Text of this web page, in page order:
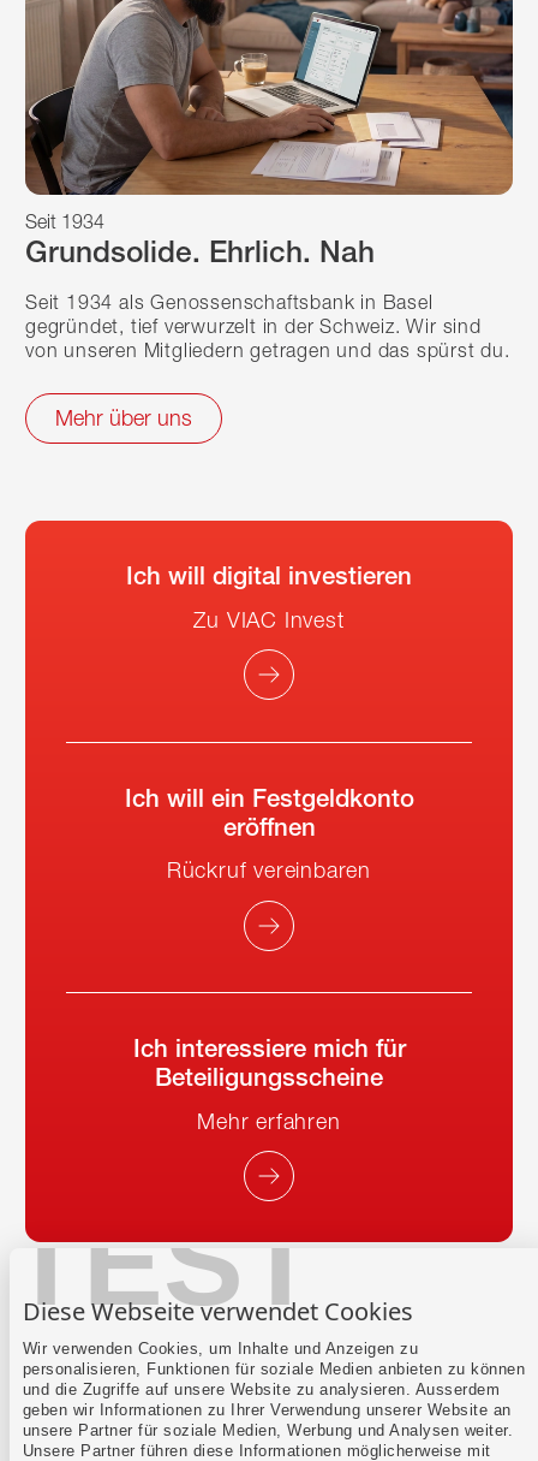
TEST
Diese Webseite verwendet Cookies
Wir verwenden Cookies, um Inhalte und Anzeigen zu
personalisieren, Funktionen für soziale Medien anbieten zu können
und die Zugriffe auf unsere Website zu analysieren. Ausserdem
geben wir Informationen zu Ihrer Verwendung unserer Website an
unsere Partner für soziale Medien, Werbung und Analysen weiter.
Unsere Partner führen diese Informationen möglicherweise mit
Grundsolide. Ehrlich. Nah
Seit 1934
Seit 1934 als Genossenschaftsbank in Basel
gegründet, tief verwurzelt in der Schweiz. Wir sind
von unseren Mitgliedern getragen und das spürst du.
Mehr über uns
Ich will digital investieren
Zu VIAC Invest
Ich will ein Festgeldkonto
eröffnen
Rückruf vereinbaren
Ich interessiere mich für
Beteiligungsscheine
Mehr erfahren
Das könnte dich auch
interessieren